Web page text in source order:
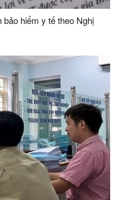
hiểm y tế theo Nghị